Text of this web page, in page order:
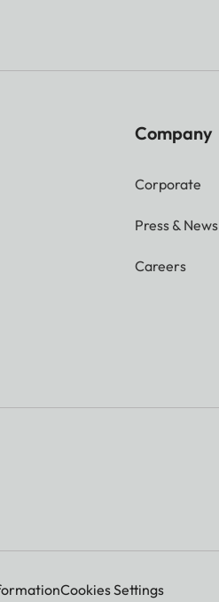
Company
Corporate
Press & News
Careers
Cookies Settings